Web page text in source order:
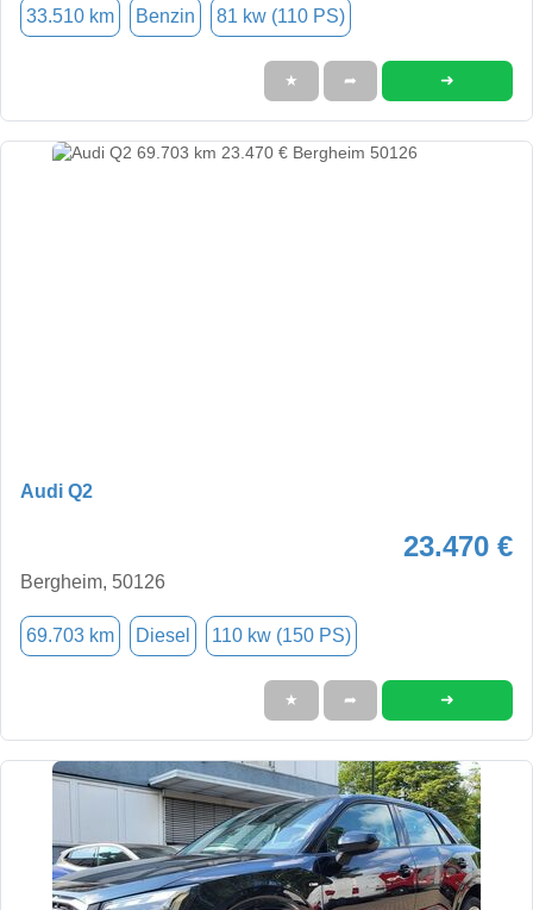
33.510 km Benzin 81 kw (110 PS)
★ ➦ ➜
Audi Q2
23.470 €
Bergheim, 50126
69.703 km Diesel 110 kw (150 PS)
★ ➦ ➜